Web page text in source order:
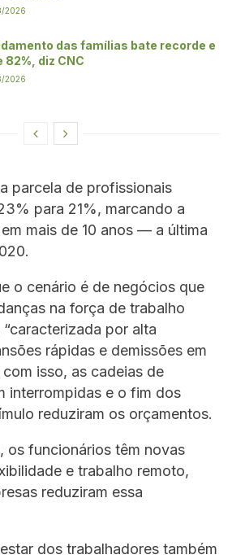
2026
das famílias bate recorde e
82%, diz CNC
2026
parcela de profissionais
para 21%, marcando a
mais de 10 anos — a última
o cenário é de negócios que
na força de trabalho
por alta
rápidas e demissões em
com isso, as cadeias de
interrompidas e o fim dos
reduziram os orçamentos.
os funcionários têm novas
e trabalho remoto,
reduziram essa
dos trabalhadores também